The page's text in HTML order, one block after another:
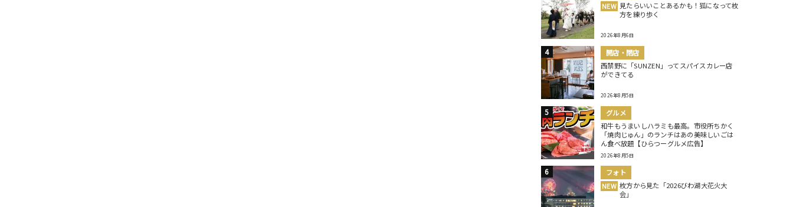
NEW 見たらいいことあるかも！狐になって枚
方を練り歩く
2026年8月6日
開店・閉店
西禁野に「SUNZEN」ってスパイスカレー店
ができてる
2026年8月5日
グルメ
和牛もうまいしハラミも最高。市役所ちかく
「焼肉じゅん」のランチはあの美味しいごは
ん食べ放題【ひらつーグルメ広告】
2026年8月5日
フォト
NEW 枚方から見た「2026びわ湖大花火大
会」